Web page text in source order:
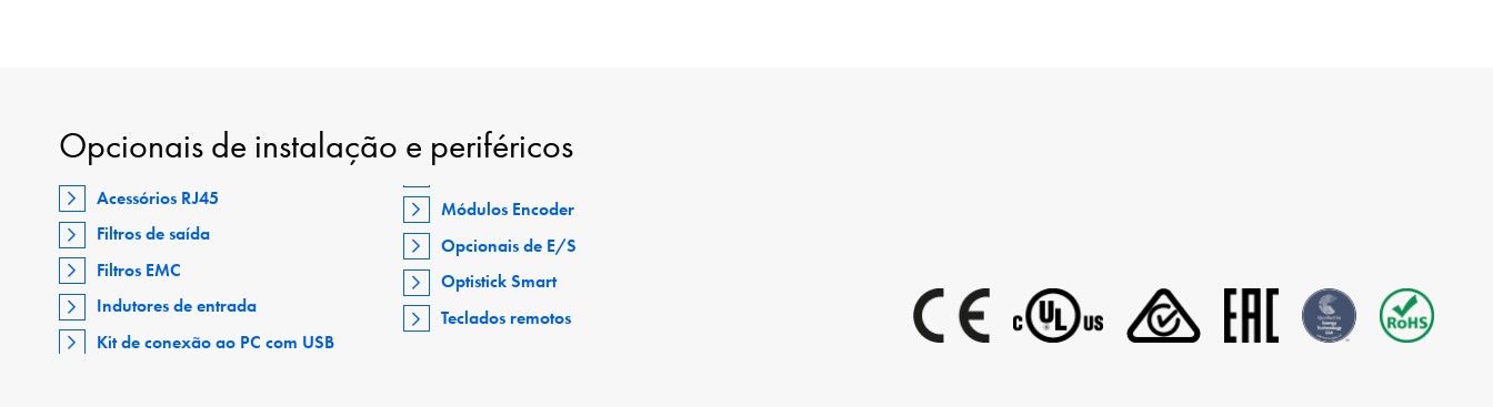
Opcionais de instalação e periféricos
Acessórios RJ45
Filtros de saída
Filtros EMC
Indutores de entrada
Kit de conexão ao PC com USB
Módulos Encoder
Opcionais de E/S
Optistick Smart
Teclados remotos